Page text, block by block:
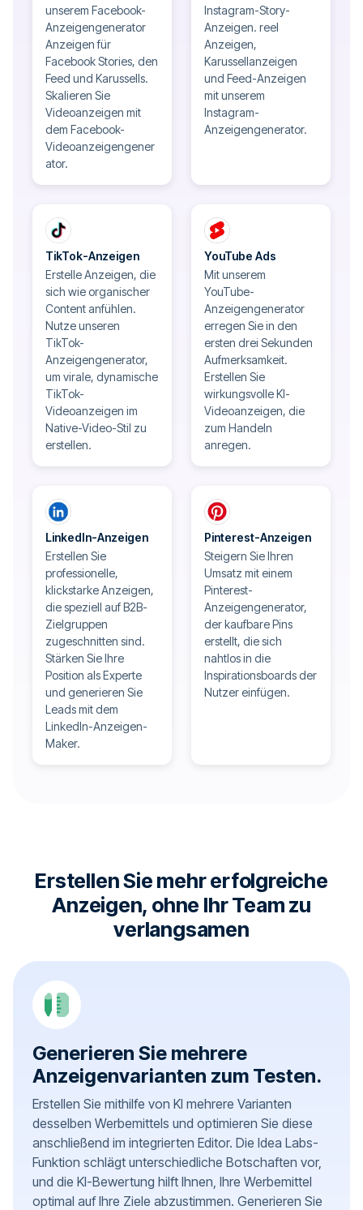
unserem Facebook-
Anzeigengenerator
Anzeigen für
Facebook Stories, den
Feed und Karussells.
Skalieren Sie
Videoanzeigen mit
dem Facebook-
Videoanzeigengener
ator.
Instagram-Story-
Anzeigen. reel
Anzeigen,
Karussellanzeigen
und Feed-Anzeigen
mit unserem
Instagram-
Anzeigengenerator.
TikTok-Anzeigen
Erstelle Anzeigen, die
sich wie organischer
Content anfühlen.
Nutze unseren
TikTok-
Anzeigengenerator,
um virale, dynamische
TikTok-
Videoanzeigen im
Native-Video-Stil zu
erstellen.
YouTube Ads
Mit unserem
YouTube-
Anzeigengenerator
erregen Sie in den
ersten drei Sekunden
Aufmerksamkeit.
Erstellen Sie
wirkungsvolle KI-
Videoanzeigen, die
zum Handeln
anregen.
LinkedIn-Anzeigen
Erstellen Sie
professionelle,
klickstarke Anzeigen,
die speziell auf B2B-
Zielgruppen
zugeschnitten sind.
Stärken Sie Ihre
Position als Experte
und generieren Sie
Leads mit dem
LinkedIn-Anzeigen-
Maker.
Pinterest-Anzeigen
Steigern Sie Ihren
Umsatz mit einem
Pinterest-
Anzeigengenerator,
der kaufbare Pins
erstellt, die sich
nahtlos in die
Inspirationsboards der
Nutzer einfügen.
Erstellen Sie mehr erfolgreiche
Anzeigen, ohne Ihr Team zu
verlangsamen
Generieren Sie mehrere
Anzeigenvarianten zum Testen.
Erstellen Sie mithilfe von KI mehrere Varianten
desselben Werbemittels und optimieren Sie diese
anschließend im integrierten Editor. Die Idea Labs-
Funktion schlägt unterschiedliche Botschaften vor,
und die KI-Bewertung hilft Ihnen, Ihre Werbemittel
optimal auf Ihre Ziele abzustimmen. Generieren Sie